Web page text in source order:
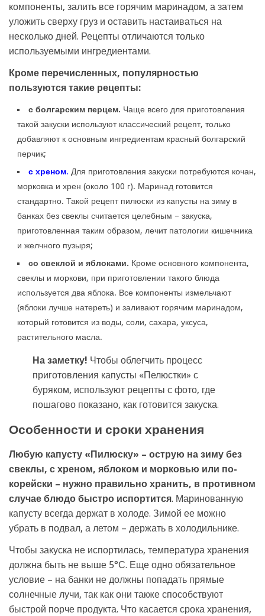
компоненты, залить все горячим маринадом, а затем
уложить сверху груз и оставить настаиваться на
несколько дней. Рецепты отличаются только
используемыми ингредиентами.
Кроме перечисленных, популярностью
пользуются такие рецепты:
с болгарским перцем. Чаще всего для приготовления
такой закуски используют классический рецепт, только
добавляют к основным ингредиентам красный болгарский
перчик;
с хреном. Для приготовления закуски потребуются кочан,
морковка и хрен (около 100 г). Маринад готовится
стандартно. Такой рецепт пилюски из капусты на зиму в
банках без свеклы считается целебным – закуска,
приготовленная таким образом, лечит патологии кишечника
и желчного пузыря;
со свеклой и яблоками. Кроме основного компонента,
свеклы и моркови, при приготовлении такого блюда
используется два яблока. Все компоненты измельчают
(яблоки лучше натереть) и заливают горячим маринадом,
который готовится из воды, соли, сахара, уксуса,
растительного масла.
На заметку! Чтобы облегчить процесс
приготовления капусты «Пелюстки» с
буряком, используют рецепты с фото, где
пошагово показано, как готовится закуска.
Особенности и сроки хранения
Любую капусту «Пилюску» – острую на зиму без
свеклы, с хреном, яблоком и морковью или по-
корейски – нужно правильно хранить, в противном
случае блюдо быстро испортится. Маринованную
капусту всегда держат в холоде. Зимой ее можно
убрать в подвал, а летом – держать в холодильнике.
Чтобы закуска не испортилась, температура хранения
должна быть не выше 5°С. Еще одно обязательное
условие – на банки не должны попадать прямые
солнечные лучи, так как они также способствуют
быстрой порче продукта. Что касается срока хранения,